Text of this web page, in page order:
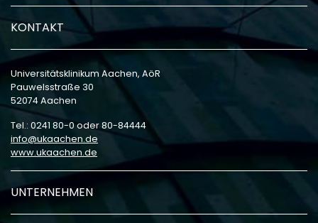
KONTAKT
Universitätsklinikum Aachen, AöR
Pauwelsstraße 30
52074 Aachen
Tel.: 0241 80-0 oder 80-84444
info
ukaachen de
www.ukaachen.de
UNTERNEHMEN